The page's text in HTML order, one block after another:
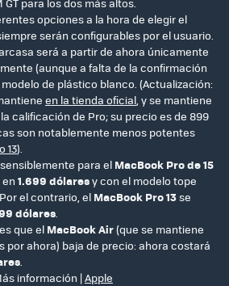
opciones a la hora de elegir el
serán configurables por el usuario.
será a partir de ahora únicamente
(aunque a falta de la confirmación
de plástico blanco. (Actualización:
en la tienda oficial, y se mantiene
calificación de Pro; su precio es de 899
son notablemente menos potentes
13).
para el MacBook Pro de 15
1.699 dólaresy con el modelo tope
el contrario, el MacBook Pro 13se
dólares.
que el MacBook Air(que se mantiene
por ahora) baja de precio: ahora costará
.
información |Apple